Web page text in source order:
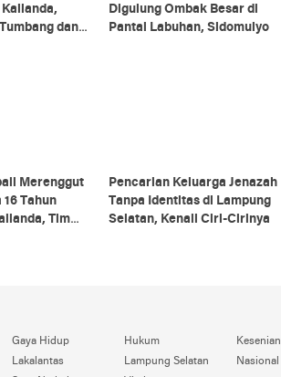
dan
Digulung Ombak Besar di
Pantai Labuhan, Sidomulyo
Merenggut
16 Tahun
Tim
Pencarian Keluarga Jenazah
Tanpa Identitas di Lampung
Selatan, Kenali Ciri-Cirinya
Gaya Hidup Hukum
Kesenian
Lakalantas Lampung Selatan
Nasional